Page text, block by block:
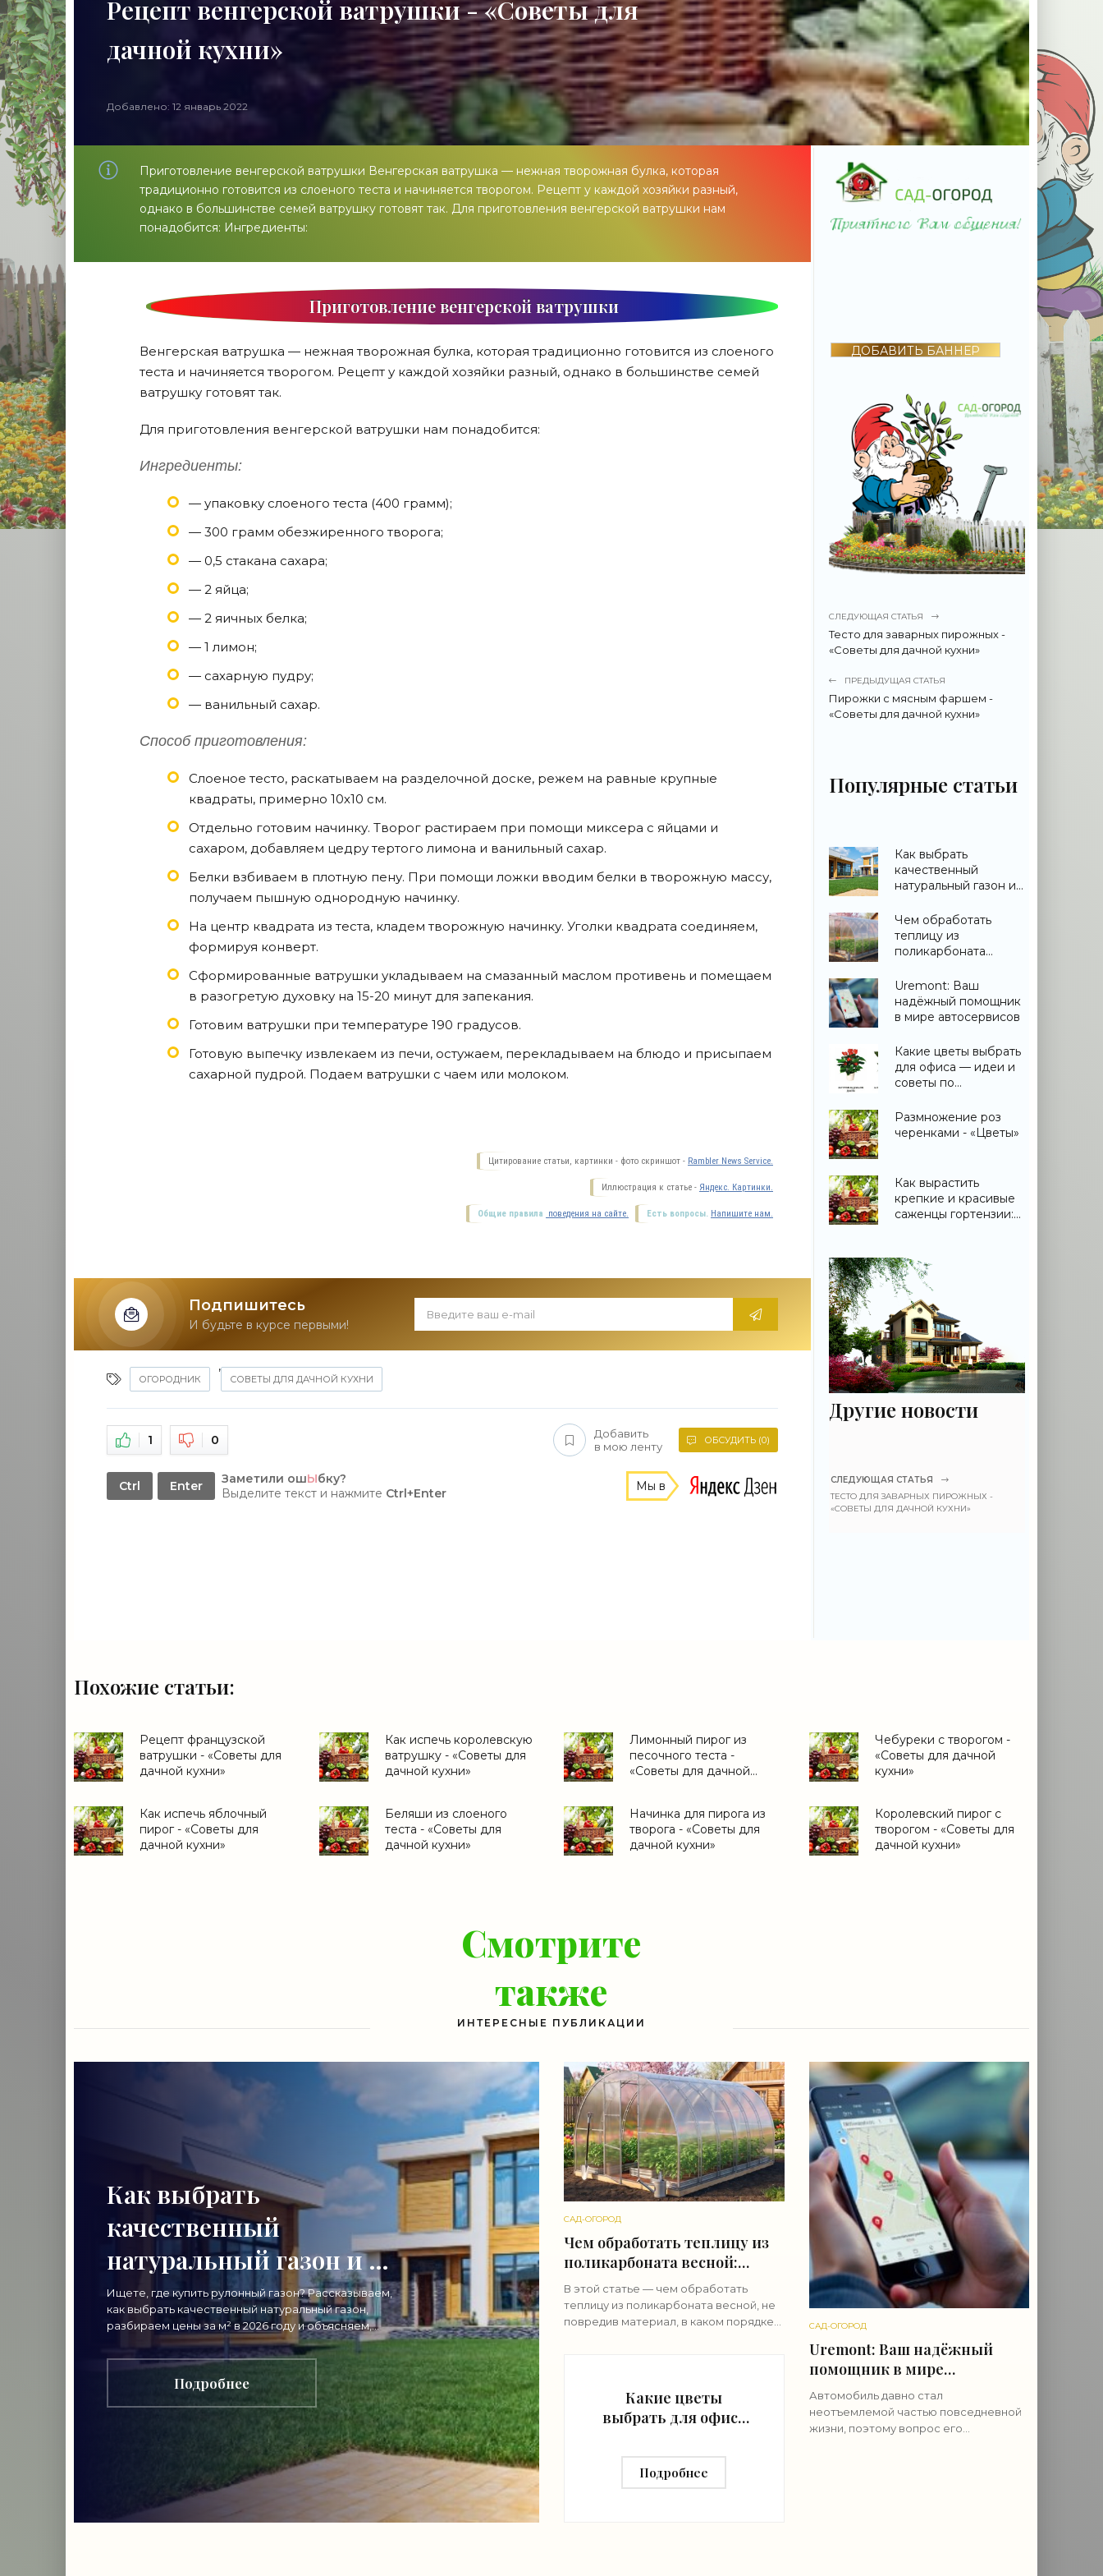
Рецепт венгерской ватрушки - «Советы для
дачной кухни»
Добавлено: 12 январь 2022
Приготовление венгерской ватрушки Венгерская ватрушка — нежная творожная булка, которая
традиционно готовится из слоеного теста и начиняется творогом. Рецепт у каждой хозяйки разный,
однако в большинстве семей ватрушку готовят так. Для приготовления венгерской ватрушки нам
понадобится: Ингредиенты:
Приготовление венгерской ватрушки
Венгерская ватрушка — нежная творожная булка, которая традиционно готовится из слоеного
теста и начиняется творогом. Рецепт у каждой хозяйки разный, однако в большинстве семей
ватрушку готовят так.
Для приготовления венгерской ватрушки нам понадобится:
Ингредиенты:
— упаковку слоеного теста (400 грамм);
— 300 грамм обезжиренного творога;
— 0,5 стакана сахара;
— 2 яйца;
— 2 яичных белка;
— 1 лимон;
— сахарную пудру;
— ванильный сахар.
Способ приготовления:
Слоеное тесто, раскатываем на разделочной доске, режем на равные крупные
квадраты, примерно 10х10 см.
Отдельно готовим начинку. Творог растираем при помощи миксера с яйцами и
сахаром, добавляем цедру тертого лимона и ванильный сахар.
Белки взбиваем в плотную пену. При помощи ложки вводим белки в творожную массу,
получаем пышную однородную начинку.
На центр квадрата из теста, кладем творожную начинку. Уголки квадрата соединяем,
формируя конверт.
Сформированные ватрушки укладываем на смазанный маслом противень и помещаем
в разогретую духовку на 15-20 минут для запекания.
Готовим ватрушки при температуре 190 градусов.
Готовую выпечку извлекаем из печи, остужаем, перекладываем на блюдо и присыпаем
сахарной пудрой. Подаем ватрушки с чаем или молоком.
Цитирование статьи, картинки - фото скриншот - Rambler News Service.
Иллюстрация к статье - Яндекс. Картинки.
Есть вопросы. Напишите нам.
Общие правила поведения на сайте.
Подпишитесь
И будьте в курсе первыми!
ОГОРОДНИК
,
СОВЕТЫ ДЛЯ ДАЧНОЙ КУХНИ
1 0
Добавить
в мою ленту
ОБСУДИТЬ (0)
Ctrl Enter Заметили ошЫбку?
Выделите текст и нажмите Ctrl+Enter Мы в
ДОБАВИТЬ БАННЕР
СЛЕДУЮЩАЯ СТАТЬЯ
Тесто для заварных пирожных -
«Советы для дачной кухни»
ПРЕДЫДУЩАЯ СТАТЬЯ
Пирожки с мясным фаршем -
«Советы для дачной кухни»
Популярные статьи
Как выбрать
качественный
натуральный газон и
Чем обработать
теплицу из
поликарбоната
и подготовка
Uremont: Ваш
надёжный помощник
в мире автосервисов
Какие цветы выбрать
для офиса — идеи и
советы по
Размножение роз
черенками - «Цветы»
Как вырастить
крепкие и красивые
саженцы гортензии:
садовода - «Цветы»
Другие новости
СЛЕДУЮЩАЯ СТАТЬЯ
ТЕСТО ДЛЯ ЗАВАРНЫХ ПИРОЖНЫХ -
«СОВЕТЫ ДЛЯ ДАЧНОЙ КУХНИ»
Похожие статьи:
Рецепт французской
ватрушки - «Советы для
дачной кухни»
Как испечь королевскую
ватрушку - «Советы для
дачной кухни»
Лимонный пирог из
песочного теста -
«Советы для дачной
Чебуреки с творогом -
«Советы для дачной
кухни»
Как испечь яблочный
пирог - «Советы для
дачной кухни»
Беляши из слоеного
теста - «Советы для
дачной кухни»
Начинка для пирога из
творога - «Советы для
дачной кухни»
Королевский пирог с
творогом - «Советы для
дачной кухни»
Смотрите
также
ИНТЕРЕСНЫЕ ПУБЛИКАЦИИ
Как выбрать
качественный
натуральный газон и не
переплатить
Ищете, где купить рулонный газон? Рассказываем,
как выбрать качественный натуральный газон,
разбираем цены за м² в 2026 году и объясняем,
почему стоит покупать напрямую от
производителя.
Подробнее
САД-ОГОРОД
Чем обработать теплицу из
поликарбоната весной:
дезинфекция и подготовка
В этой статье — чем обработать
теплицу из поликарбоната весной, не
повредив материал, в каком порядке
САД-ОГОРОД
Uremont: Ваш надёжный
помощник в мире
автосервисов
Автомобиль давно стал
неотъемлемой частью повседневной
жизни, поэтому вопрос его
Какие цветы
выбрать для офиса
озеленению
Подробнее